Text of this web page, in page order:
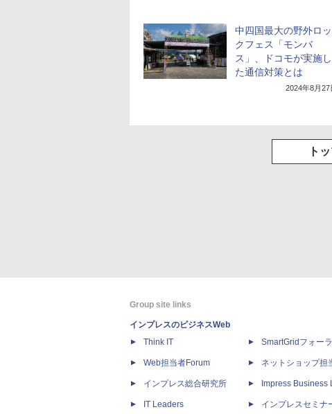
中四国最大の野外ロッ
クフェス「モンバ
ス」、ドコモが実施し
た通信対策とは
2024年8月27
ト
Group site links
インプレスのビジネスWeb
Think IT
Web担当者Forum
インプレス総合研究所
IT Leaders
SmartGridフォー
ネットショップ担
Impress Business
インプレスセミナ